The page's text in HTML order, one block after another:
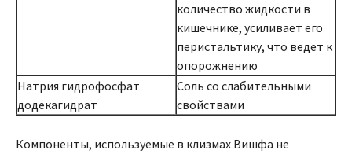
количество жидкости в
кишечнике, усиливает его
перистальтику, что ведет к
опорожнению
Натрия гидрофосфат
додекагидрат
Соль со слабительными
свойствами
Компоненты, используемые в клизмах Вишфа не